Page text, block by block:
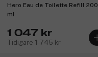
Hero Eau de Toilette Refill 200
ml
1 047 kr
Tidigare 1 745 kr